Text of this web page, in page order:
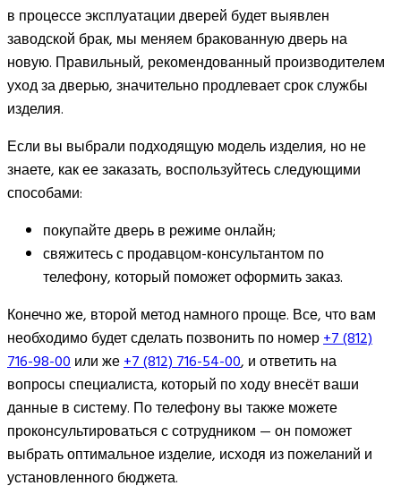
в процессе эксплуатации дверей будет выявлен
заводской брак, мы меняем бракованную дверь на
новую. Правильный, рекомендованный производителем
уход за дверью, значительно продлевает срок службы
изделия.
Если вы выбрали подходящую модель изделия, но не
знаете, как ее заказать, воспользуйтесь следующими
способами:
покупайте дверь в режиме онлайн;
свяжитесь с продавцом-консультантом по
телефону, который поможет оформить заказ.
Конечно же, второй метод намного проще. Все, что вам
необходимо будет сделать позвонить по номер+7 (812)
716-98-00или же+7 (812) 716-54-00, и ответить на
вопросы специалиста, который по ходу внесёт ваши
данные в систему. По телефону вы также можете
проконсультироваться с сотрудником — он поможет
выбрать оптимальное изделие, исходя из пожеланий и
установленного бюджета.